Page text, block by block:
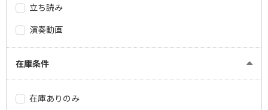
立ち読み
演奏動画
在庫条件
在庫ありのみ